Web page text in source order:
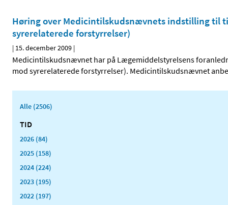
Høring over Medicintilskudsnævnets indstilling til
syrerelaterede forstyrrelser)
| 15. december 2009 |
Medicintilskudsnævnet har på Lægemiddelstyrelsens
mod syrerelaterede forstyrrelser). Medicintilskudsnævnet
Alle (2506)
TID
2026 (84)
2025 (158)
2024 (224)
2023 (195)
2022 (197)